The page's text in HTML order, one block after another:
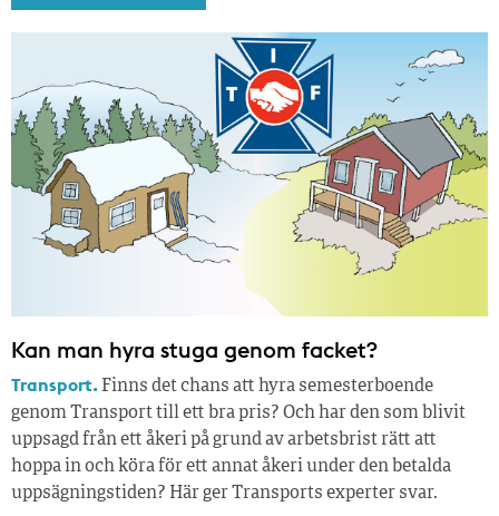
Kan man hyra stuga genom facket?
Transport. Finns det chans att hyra semesterboende
genom Transport till ett bra pris? Och har den som blivit
uppsagd från ett åkeri på grund av arbetsbrist rätt att
hoppa in och köra för ett annat åkeri under den betalda
uppsägningstiden? Här ger Transports experter svar.